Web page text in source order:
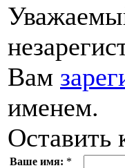
Вам
именем.
Оставить
Ваше имя: *